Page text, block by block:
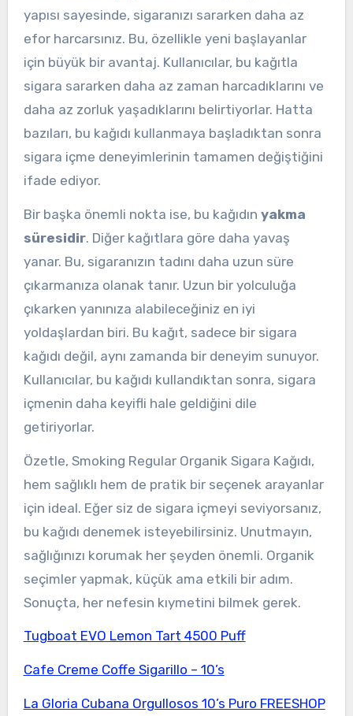
yapısı sayesinde, sigaranızı sararken daha az
efor harcarsınız. Bu, özellikle yeni başlayanlar
için büyük bir avantaj. Kullanıcılar, bu kağıtla
sigara sararken daha az zaman harcadıklarını ve
daha az zorluk yaşadıklarını belirtiyorlar. Hatta
bazıları, bu kağıdı kullanmaya başladıktan sonra
sigara içme deneyimlerinin tamamen değiştiğini
ifade ediyor.
Bir başka önemli nokta ise, bu kağıdın yakma
süresidir. Diğer kağıtlara göre daha yavaş
yanar. Bu, sigaranızın tadını daha uzun süre
çıkarmanıza olanak tanır. Uzun bir yolculuğa
çıkarken yanınıza alabileceğiniz en iyi
yoldaşlardan biri. Bu kağıt, sadece bir sigara
kağıdı değil, aynı zamanda bir deneyim sunuyor.
Kullanıcılar, bu kağıdı kullandıktan sonra, sigara
içmenin daha keyifli hale geldiğini dile
getiriyorlar.
Özetle, Smoking Regular Organik Sigara Kağıdı,
hem sağlıklı hem de pratik bir seçenek arayanlar
için ideal. Eğer siz de sigara içmeyi seviyorsanız,
bu kağıdı denemek isteyebilirsiniz. Unutmayın,
sağlığınızı korumak her şeyden önemli. Organik
seçimler yapmak, küçük ama etkili bir adım.
Sonuçta, her nefesin kıymetini bilmek gerek.
Tugboat EVO Lemon Tart 4500 Puff
Cafe Creme Coffe Sigarillo – 10’s
La Gloria Cubana Orgullosos 10’s Puro FREESHOP